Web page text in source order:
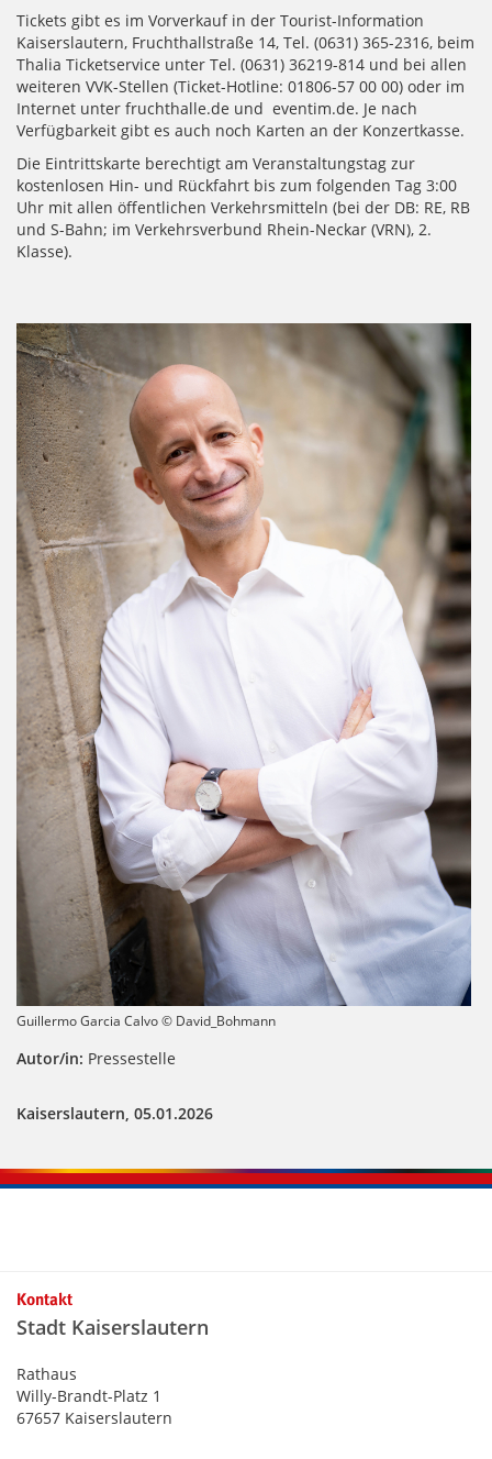
Tickets gibt es im Vorverkauf in der Tourist-Information
Kaiserslautern, Fruchthallstraße 14, Tel. (0631) 365-2316, beim
Thalia Ticketservice unter Tel. (0631) 36219-814 und bei allen
weiteren VVK-Stellen (Ticket-Hotline: 01806-57 00 00) oder im
Internet unter fruchthalle.de und eventim.de. Je nach
Verfügbarkeit gibt es auch noch Karten an der Konzertkasse.
Die Eintrittskarte berechtigt am Veranstaltungstag zur
kostenlosen Hin- und Rückfahrt bis zum folgenden Tag 3:00
Uhr mit allen öffentlichen Verkehrsmitteln (bei der DB: RE, RB
und S-Bahn; im Verkehrsverbund Rhein-Neckar (VRN), 2.
Klasse).
Guillermo Garcia Calvo © David_Bohmann
Autor/in: Pressestelle
Kaiserslautern, 05.01.2026
Kontakt
Stadt Kaiserslautern
Rathaus
Willy-Brandt-Platz 1
67657 Kaiserslautern